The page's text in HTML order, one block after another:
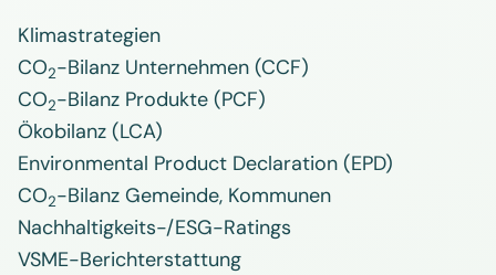
Klimastrategien
CO2-Bilanz Unternehmen (CCF)
CO2-Bilanz Produkte (PCF)
Ökobilanz (LCA)
Environmental Product Declaration (EPD)
CO2-Bilanz Gemeinde, Kommunen
Nachhaltigkeits-/ESG-Ratings
VSME-Berichterstattung